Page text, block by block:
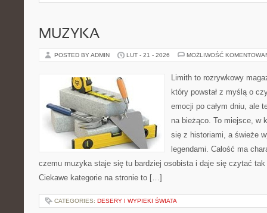
MUZYKA
POSTED BY ADMIN LUT - 21 - 2026 MOŻLIWOŚĆ
Limith to rozrywkowy
który powstał z myślą o
emocji po całym dniu, ale
na bieżąco. To miejsce, w
się z historiami, a świeże
legendami. Całość ma
czemu muzyka staje się tu bardziej osobista i daje się czytać tak
Ciekawe kategorie na stronie to […]
CATEGORIES: DESERY I WYPIEKI ŚWIATA